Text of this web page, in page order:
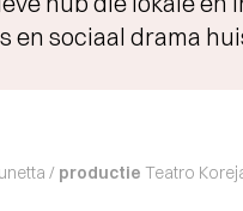
en sociaal drama
/ productie Teatro